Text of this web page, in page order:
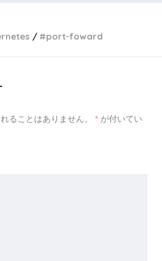
port-foward
ることはありません。 * が付いてい